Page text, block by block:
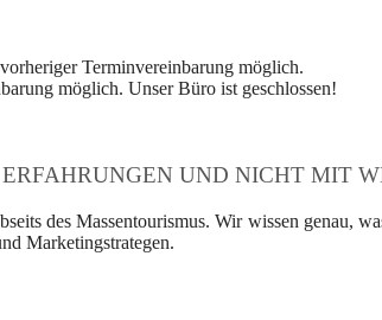
Terminvereinbarung möglich.
möglich. Unser Büro ist geschlossen!
UND NICHT MIT
des Massentourismus. Wir wissen genau,
Marketingstrategen.